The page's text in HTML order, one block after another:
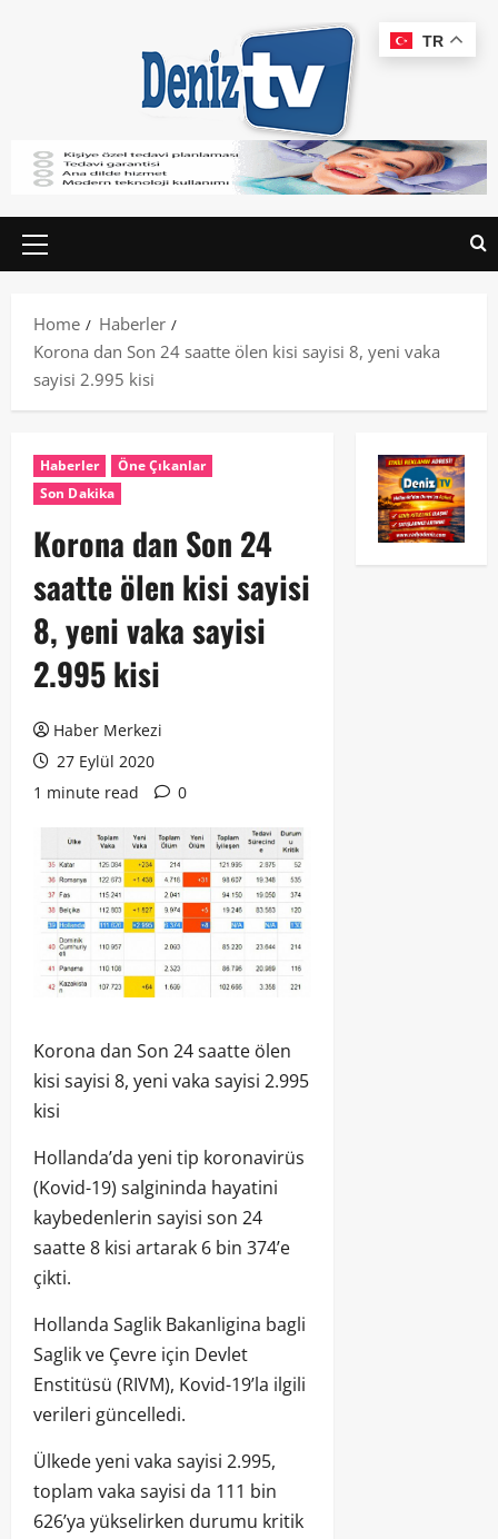
Home
Haberler
Korona dan Son 24 saatte ölen kisi sayisi 8, yeni vaka
sayisi 2.995 kisi
Haberler
Öne Çıkanlar
Son Dakika
Korona dan Son 24
saatte ölen kisi sayisi
8, yeni vaka sayisi
2.995 kisi
Haber Merkezi
27 Eylül 2020
1 minute read
0
Korona dan Son 24 saatte ölen
kisi sayisi 8, yeni vaka sayisi 2.995
kisi
Hollanda’da yeni tip koronavirüs
(Kovid-19) salgininda hayatini
kaybedenlerin sayisi son 24
saatte 8 kisi artarak 6 bin 374’e
çikti.
Hollanda Saglik Bakanligina bagli
Saglik ve Çevre için Devlet
Enstitüsü (RIVM), Kovid-19’la ilgili
verileri güncelledi.
Ülkede yeni vaka sayisi 2.995,
toplam vaka sayisi da 111 bin
626’ya yükselirken durumu kritik
TR